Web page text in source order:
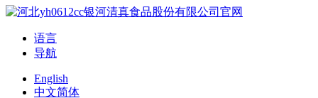
语言
导航
English
中文简体